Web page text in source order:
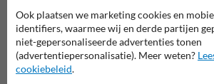
G serie - Tekens aan
kunstwerken
A serie -
Ook plaatsen we marketing cookies en
identifiers, waarmee wij en derde partijen
niet-gepersonaliseerde advertenties tonen
(advertentiepersonalisatie). Meer weten?
cookiebeleid.